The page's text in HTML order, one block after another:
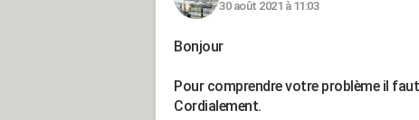
30 août 2021 à 11:03
Bonjour
Pour comprendre votre problème il
Cordialement.